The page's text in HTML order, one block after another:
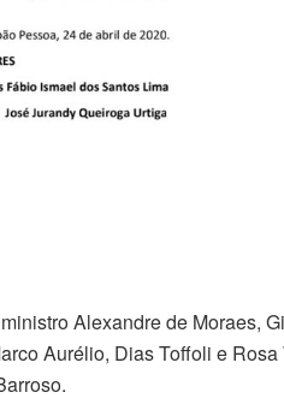
Alexandre de Moraes,
Aurélio, Dias Toffoli e